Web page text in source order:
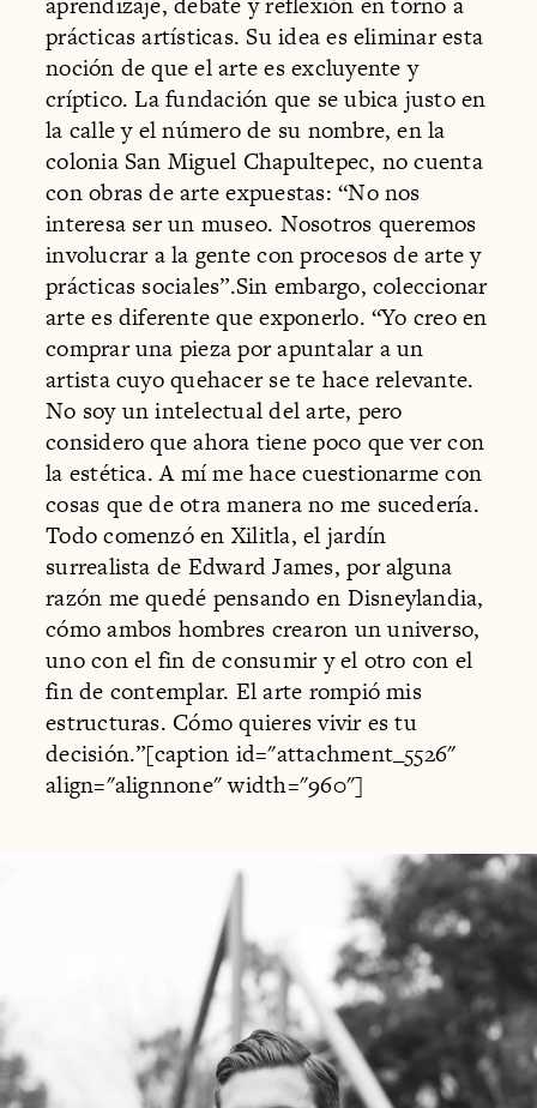
prácticas artísticas. Su idea es eliminar esta
noción de que el arte es excluyente y
críptico. La fundación que se ubica justo en
la calle y el número de su nombre, en la
colonia San Miguel Chapultepec, no cuenta
con obras de arte expuestas: “No nos
interesa ser un museo. Nosotros queremos
involucrar a la gente con procesos de arte y
prácticas sociales”.Sin embargo, coleccionar
arte es diferente que exponerlo. “Yo creo en
comprar una pieza por apuntalar a un
artista cuyo quehacer se te hace relevante.
No soy un intelectual del arte, pero
considero que ahora tiene poco que ver con
la estética. A mí me hace cuestionarme con
cosas que de otra manera no me sucedería.
Todo comenzó en Xilitla, el jardín
surrealista de Edward James, por alguna
razón me quedé pensando en Disneylandia,
cómo ambos hombres crearon un universo,
uno con el fin de consumir y el otro con el
fin de contemplar. El arte rompió mis
estructuras. Cómo quieres vivir es tu
decisión.”[caption id="attachment_5526"
align="alignnone" width="960"]